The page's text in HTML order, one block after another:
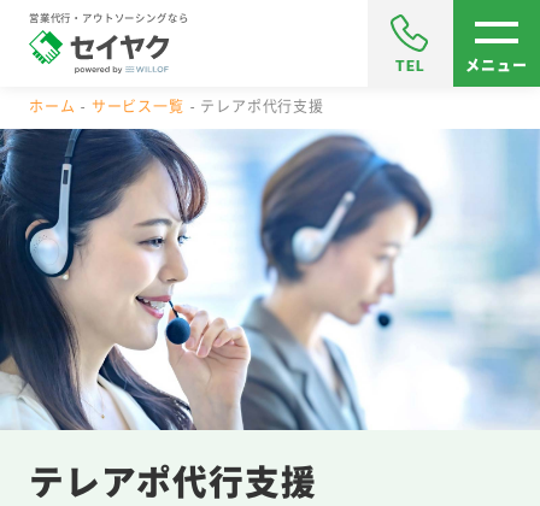
営業代行・アウトソーシングなら
TEL メニュー
ホーム サービス一覧 テレアポ代行支援
テレアポ代行支援